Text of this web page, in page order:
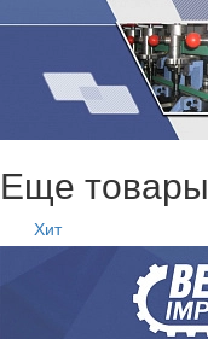
Еще товары
Хит